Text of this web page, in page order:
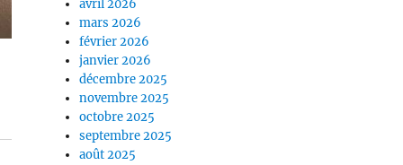
avril 2026
mars 2026
février 2026
janvier 2026
décembre 2025
novembre 2025
octobre 2025
septembre 2025
août 2025